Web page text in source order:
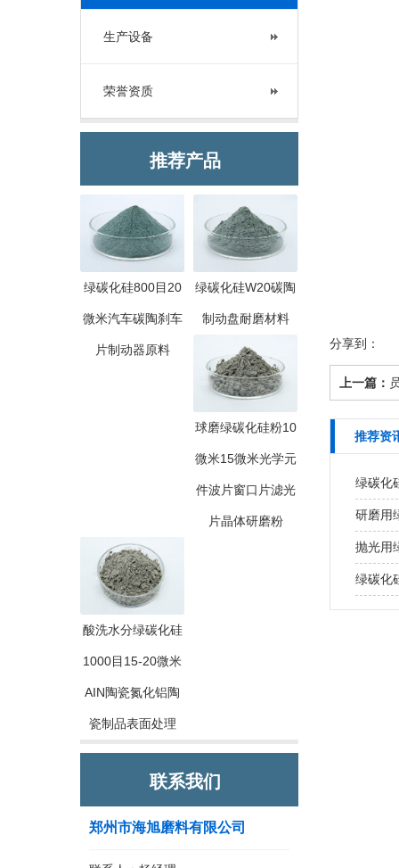
生产设备
荣誉资质
推荐产品
绿碳化硅800目20
微米汽车碳陶刹车
片制动器原料
绿碳化硅W20碳陶
制动盘耐磨材料
球磨绿碳化硅粉10
微米15微米光学元
件波片窗口片滤光
片晶体研磨粉
酸洗水分绿碳化硅
1000目15-20微米
AIN陶瓷氮化铝陶
瓷制品表面处理
联系我们
郑州市海旭磨料有限公司
分享到：
上一篇：
推荐资
绿碳化
研磨用
抛光用
绿碳化